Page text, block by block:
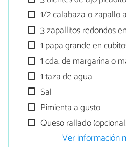
1/2 calabaza o zapallo
3 zapallitos redondos
1 papa grande en
1 cda. de margarina o
1 taza de agua
Sal
Pimienta a gusto
Queso rallado
Ver información